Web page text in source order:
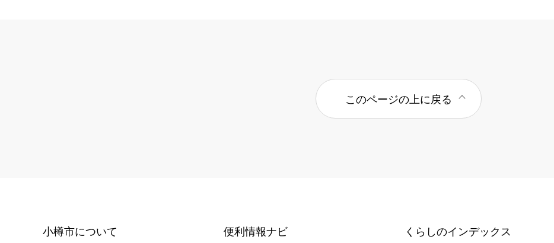
このページの上に戻る
小樽市について 便利情報ナビ くらしのインデックス